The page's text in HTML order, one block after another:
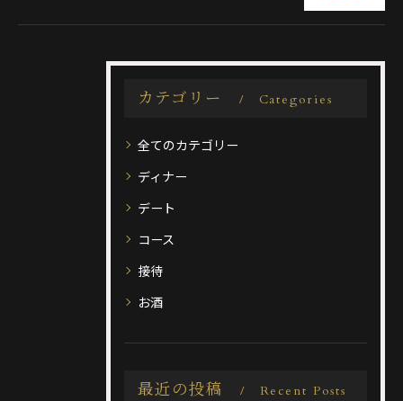
カテゴリー Categories
全てのカテゴリー
ディナー
デート
コース
接待
お酒
最近の投稿 Recent Posts